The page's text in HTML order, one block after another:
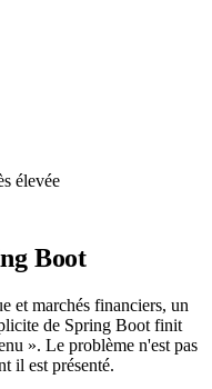
élevée
Boot
et marchés financiers, un
de Spring Boot finit
». Le problème n'est pas
il est présenté.